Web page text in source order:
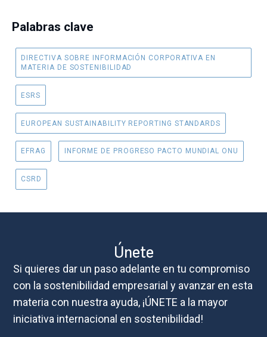
Palabras clave
DIRECTIVA SOBRE INFORMACIÓN CORPORATIVA EN
MATERIA DE SOSTENIBILIDAD
ESRS
EUROPEAN SUSTAINABILITY REPORTING STANDARDS
EFRAG INFORME DE PROGRESO PACTO MUNDIAL ONU
CSRD
Únete
Si quieres dar un paso adelante en tu compromiso
con la sostenibilidad empresarial y avanzar en esta
materia con nuestra ayuda, ¡ÚNETE a la mayor
iniciativa internacional en sostenibilidad!